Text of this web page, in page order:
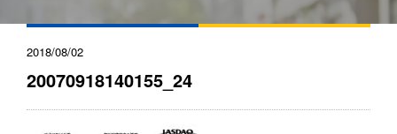
2018/08/02
20070918140155_24